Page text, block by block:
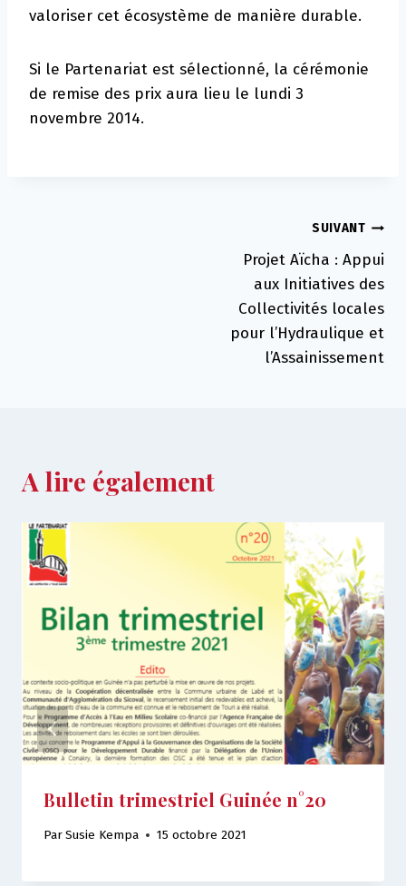
valoriser cet écosystème de manière durable.
Si le Partenariat est sélectionné, la cérémonie
de remise des prix aura lieu le lundi 3
novembre 2014.
SUIVANT
Projet Aïcha : Appui
aux Initiatives des
Collectivités locales
pour l’Hydraulique et
l’Assainissement
A lire également
Bulletin trimestriel Guinée n°20
ParSusie Kempa 15 octobre 2021